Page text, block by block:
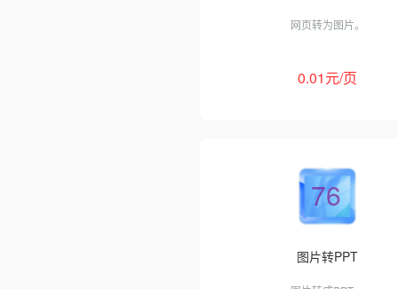
网页转为图片。
0.01元/页
76
图片转PPT